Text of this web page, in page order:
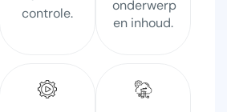
controle.
onderwerp
en inhoud.